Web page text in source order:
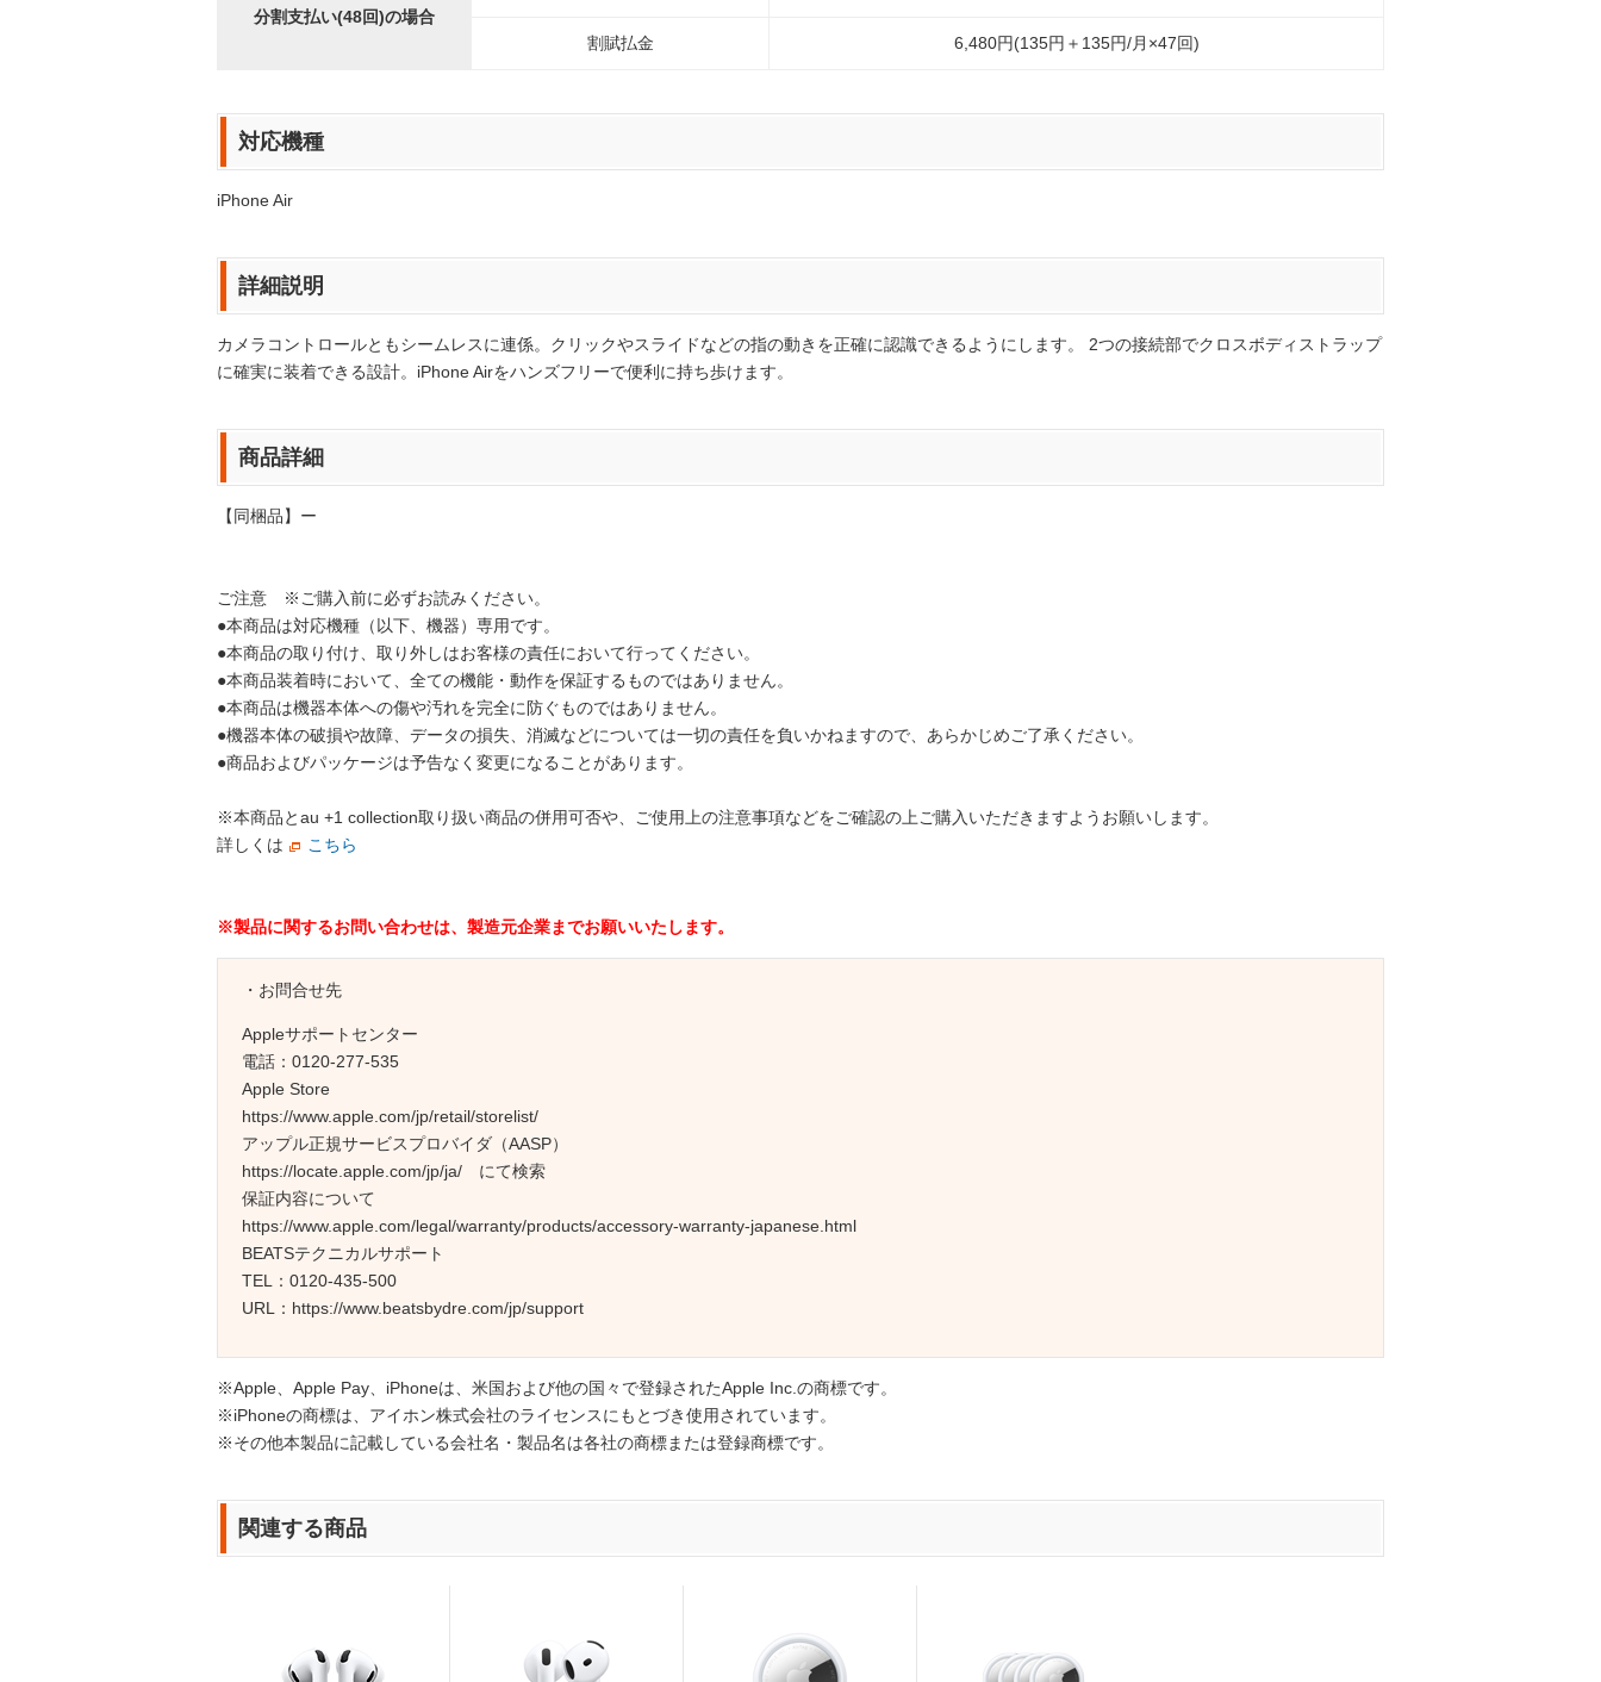
分割支払い(48回)の場合
割賦払金 6,480円(135円＋135円/月×47回)
対応機種
iPhone Air
詳細説明
カメラコントロールともシームレスに連係。クリックやスライドなどの指の動きを正確に認識できるようにします。 2つの接続部でクロスボディストラップ
に確実に装着できる設計。iPhone Airをハンズフリーで便利に持ち歩けます。
商品詳細
【同梱品】ー
ご注意 ※ご購入前に必ずお読みください。
●本商品は対応機種（以下、機器）専用です。
●本商品の取り付け、取り外しはお客様の責任において行ってください。
●本商品装着時において、全ての機能・動作を保証するものではありません。
●本商品は機器本体への傷や汚れを完全に防ぐものではありません。
●機器本体の破損や故障、データの損失、消滅などについては一切の責任を負いかねますので、あらかじめご了承ください。
●商品およびパッケージは予告なく変更になることがあります。
※本商品とau +1 collection取り扱い商品の併用可否や、ご使用上の注意事項などをご確認の上ご購入いただきますようお願いします。
詳しくは
こちら
※製品に関するお問い合わせは、製造元企業までお願いいたします。
・お問合せ先
Appleサポートセンター
電話：0120-277-535
Apple Store
https://www.apple.com/jp/retail/storelist/
アップル正規サービスプロバイダ（AASP）
https://locate.apple.com/jp/ja/ にて検索
保証内容について
https://www.apple.com/legal/warranty/products/accessory-warranty-japanese.html
BEATSテクニカルサポート
TEL：0120-435-500
URL：https://www.beatsbydre.com/jp/support
※Apple、Apple Pay、iPhoneは、米国および他の国々で登録されたApple Inc.の商標です。
※iPhoneの商標は、アイホン株式会社のライセンスにもとづき使用されています。
※その他本製品に記載している会社名・製品名は各社の商標または登録商標です。
関連する商品